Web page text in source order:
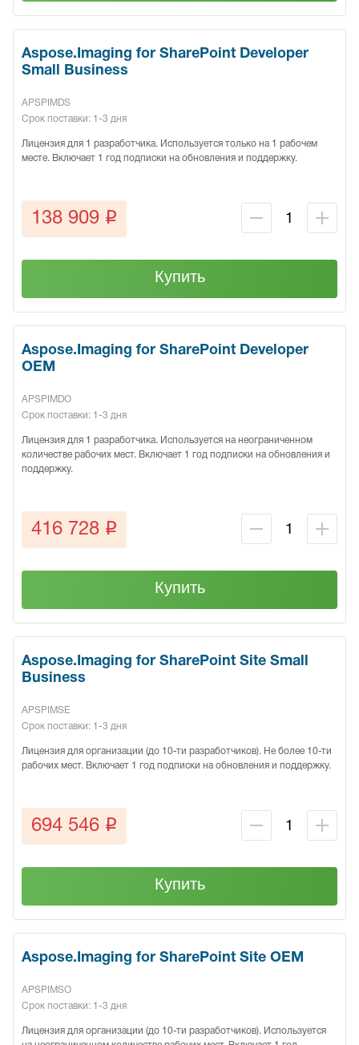
Aspose.Imaging for SharePoint Developer
Small Business
APSPIMDS
Срок поставки: 1-3 дня
Лицензия для 1 разработчика. Используется только на 1 рабочем
месте. Включает 1 год подписки на обновления и поддержку.
138 909 q
Купить
Aspose.Imaging for SharePoint Developer
OEM
APSPIMDO
Срок поставки: 1-3 дня
Лицензия для 1 разработчика. Используется на неограниченном
количестве рабочих мест. Включает 1 год подписки на обновления и
поддержку.
416 728 q
Купить
Aspose.Imaging for SharePoint Site Small
Business
APSPIMSE
Срок поставки: 1-3 дня
Лицензия для организации (до 10-ти разработчиков). Не более 10-ти
рабочих мест. Включает 1 год подписки на обновления и поддержку.
694 546 q
Купить
Aspose.Imaging for SharePoint Site OEM
APSPIMSO
Срок поставки: 1-3 дня
Лицензия для организации (до 10-ти разработчиков). Используется